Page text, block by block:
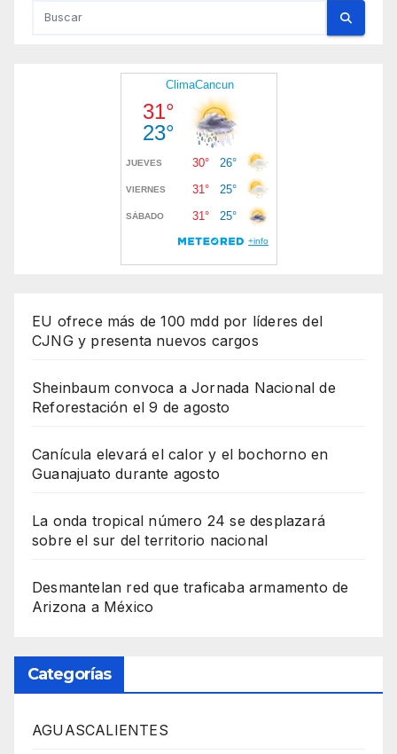
EU ofrece más de 100 mdd por líderes del
CJNG y presenta nuevos cargos
Sheinbaum convoca a Jornada Nacional de
Reforestación el 9 de agosto
Canícula elevará el calor y el bochorno en
Guanajuato durante agosto
La onda tropical número 24 se desplazará
sobre el sur del territorio nacional
Desmantelan red que traficaba armamento de
Arizona a México
Categorías
AGUASCALIENTES